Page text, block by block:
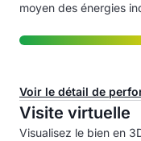
moyen des énergies
Voir le détail de
Consommation
Visite virtuelle
Visualisez le bien en